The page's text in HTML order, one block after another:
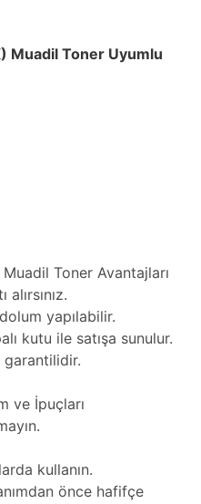
Muadil Toner Uyumlu
Toner Avantajları
yapılabilir.
kutu ile satışa sunulur.
garantilidir.
ve İpuçları
kullanın.
önce hafifçe